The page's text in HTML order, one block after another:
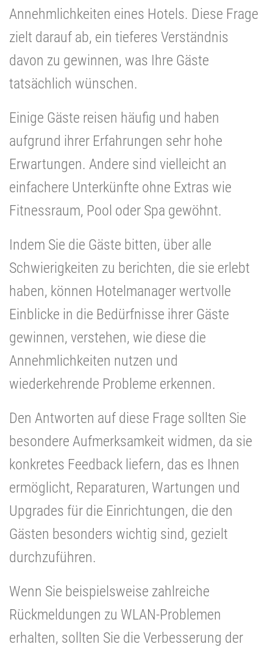
Annehmlichkeiten eines Hotels. Diese Frage
zielt darauf ab, ein tieferes Verständnis
davon zu gewinnen, was Ihre Gäste
tatsächlich wünschen.
Einige Gäste reisen häufig und haben
aufgrund ihrer Erfahrungen sehr hohe
Erwartungen. Andere sind vielleicht an
einfachere Unterkünfte ohne Extras wie
Fitnessraum, Pool oder Spa gewöhnt.
Indem Sie die Gäste bitten, über alle
Schwierigkeiten zu berichten, die sie erlebt
haben, können Hotelmanager wertvolle
Einblicke in die Bedürfnisse ihrer Gäste
gewinnen, verstehen, wie diese die
Annehmlichkeiten nutzen und
wiederkehrende Probleme erkennen.
Den Antworten auf diese Frage sollten Sie
besondere Aufmerksamkeit widmen, da sie
konkretes Feedback liefern, das es Ihnen
ermöglicht, Reparaturen, Wartungen und
Upgrades für die Einrichtungen, die den
Gästen besonders wichtig sind, gezielt
durchzuführen.
Wenn Sie beispielsweise zahlreiche
Rückmeldungen zu WLAN-Problemen
erhalten, sollten Sie die Verbesserung der